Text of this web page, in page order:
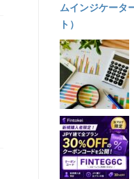
ムインジケータ
ト）